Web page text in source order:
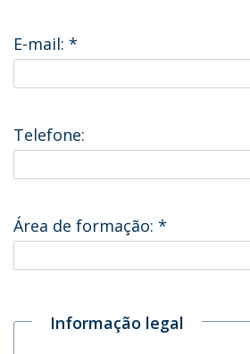
E-mail: *
Telefone:
Área de formação: *
Informação legal